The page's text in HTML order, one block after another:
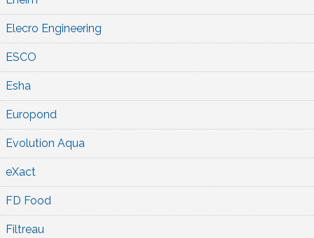
Elecro Engineering
ESCO
Esha
Europond
Evolution Aqua
eXact
FD Food
Filtreau